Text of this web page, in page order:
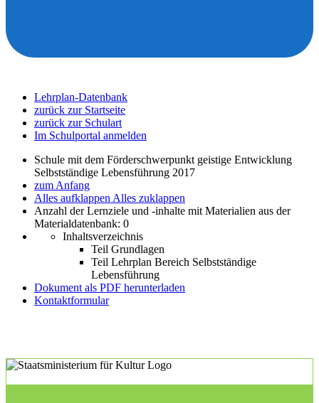
Lehrplan-Datenbank
zurück zur Startseite
zurück zur Schulart
Im Schulportal anmelden
Schule mit dem Förderschwerpunkt geistige Entwicklung
Selbstständige Lebensführung 2017
zum Anfang
Alles aufklappen Alles zuklappen
Anzahl der Lernziele und -inhalte mit Materialien aus der
Materialdatenbank: 0
Inhaltsverzeichnis
Teil Grundlagen
Teil Lehrplan Bereich Selbstständige
Lebensführung
Dokument als PDF herunterladen
Kontaktformular